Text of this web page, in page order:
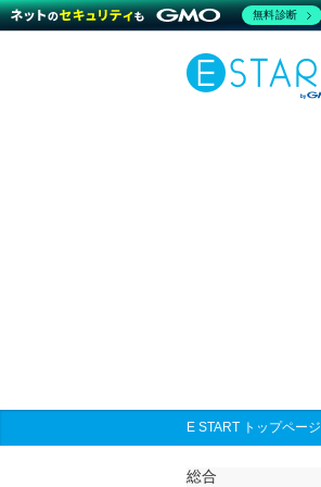
E START トップページ
総合
無料診断